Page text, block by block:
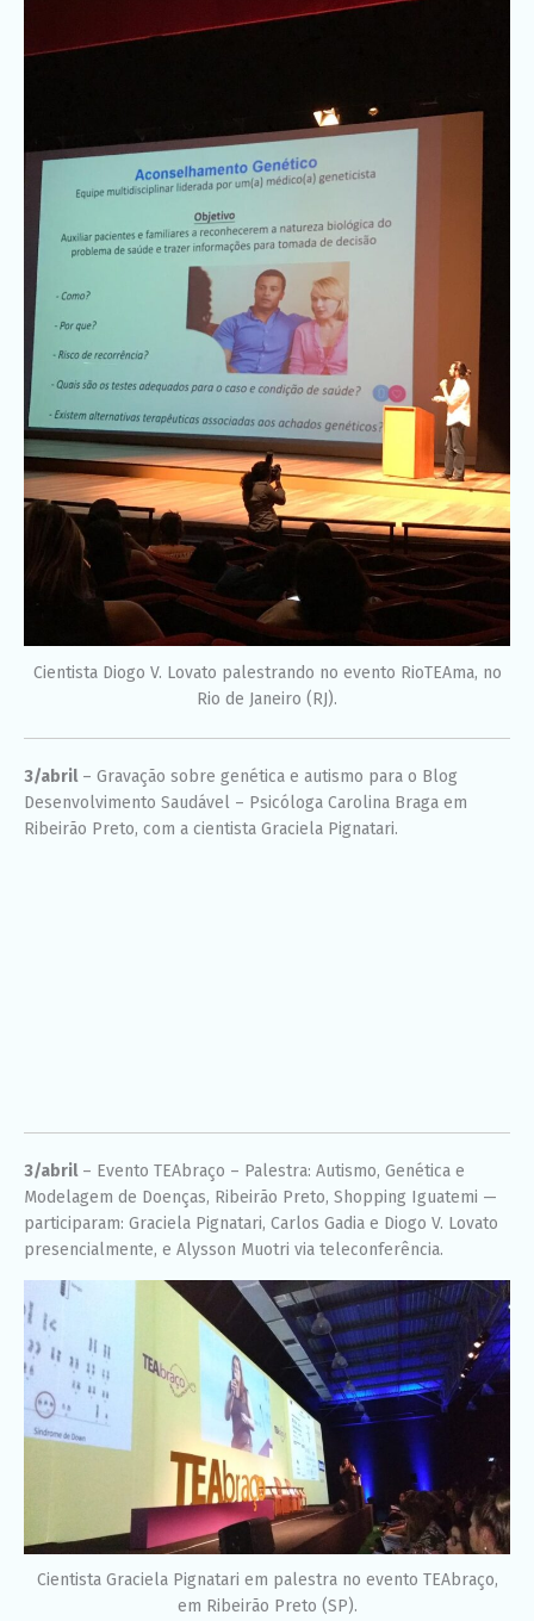
Cientista Diogo V. Lovato palestrando no evento RioTEAma, no
Rio de Janeiro (RJ).
3/abril– Gravação sobre genética e autismo para o Blog
Desenvolvimento Saudável – Psicóloga Carolina Braga em
Ribeirão Preto, com a cientista Graciela Pignatari.
3/abril– Evento TEAbraço – Palestra: Autismo, Genética e
Modelagem de Doenças, Ribeirão Preto, Shopping Iguatemi —
participaram: Graciela Pignatari, Carlos Gadia e Diogo V. Lovato
presencialmente, e Alysson Muotri via teleconferência.
Cientista Graciela Pignatari em palestra no evento TEAbraço,
em Ribeirão Preto (SP).